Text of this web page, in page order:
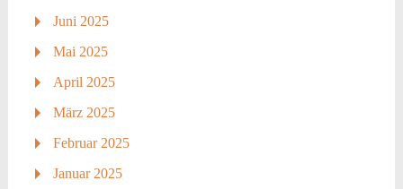
Juni 2025
Mai 2025
April 2025
März 2025
Februar 2025
Januar 2025